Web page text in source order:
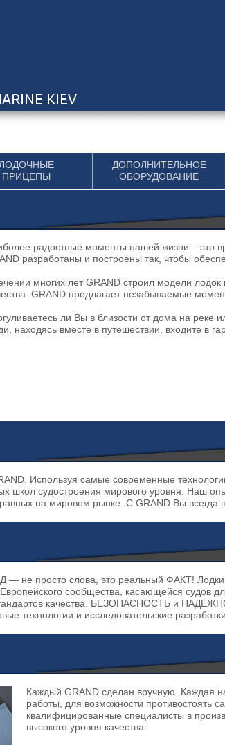
ЛОДОЧНЫЕ
ПРИЦЕПЫ
ДОПОЛНИТЕЛЬНОЕ
ОБОРУДОВАНИЕ
радостные моменты нашей жизни – это
разработаны и построены так, чтобы
многих лет GRAND строил модели
GRAND предлагает незабываемые
ли Вы в близости от дома на реке
находясь вместе в путешествии, входите в
Используя самые современные
школ судостроения мирового уровня. Наш
на мировом рынке. С GRAND Вы
не просто слова, это реальный ФАКТ! Лодки
сообщества, касающейся судов
качества. БЕЗОПАСНОСТЬ и
технологии и исследовательские
Каждый GRAND сделан вручную. Каждая
работы, для возможности
квалифицированные специалисты в
высокого уровня качества.